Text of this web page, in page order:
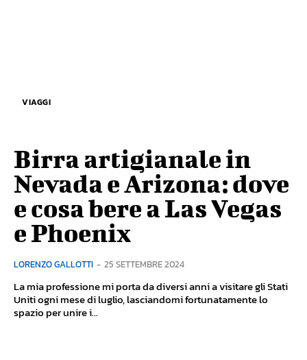
VIAGGI
Birra artigianale in
Nevada e Arizona: dove
e cosa bere a Las Vegas
e Phoenix
LORENZO GALLOTTI - 25 SETTEMBRE 2024
La mia professione mi porta da diversi anni a visitare gli Stati
Uniti ogni mese di luglio, lasciandomi fortunatamente lo
spazio per unire i...